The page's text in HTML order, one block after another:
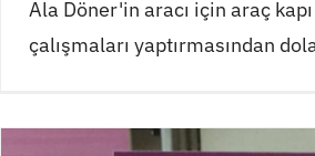
Ala Döner'in aracı için araç
çalışmaları yaptırmasından